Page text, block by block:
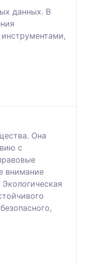
данных. В
Она
с
внимание